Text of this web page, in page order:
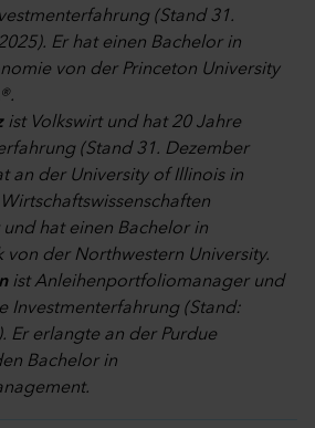
(Stand 31.
Er hat einen Bachelor in
von der Princeton University
ist Volkswirt und hat 20 Jahre
(Stand 31. Dezember
an der University of Illinois in
hat einen Bachelor in
von der Northwestern University.
ist Anleihenportfoliomanager und
Investmenterfahrung (Stand:
Er erlangte an der Purdue
Bachelor in